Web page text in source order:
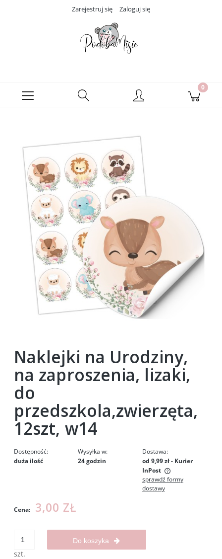
Zarejestruj się Zaloguj się
Naklejki na Urodziny,
na zaproszenia, lizaki,
do
przedszkola,zwierzęta,
12szt, w14
Dostępność:
duża ilość
Wysyłka w:
24 godzin
Dostawa:
od 9,99 zł- Kurier
InPost
Cena nie zawiera ewentualnych kosztów płatności
sprawdź formy
dostawy
Cena: 3,00 ZŁ
szt.
Do koszyka